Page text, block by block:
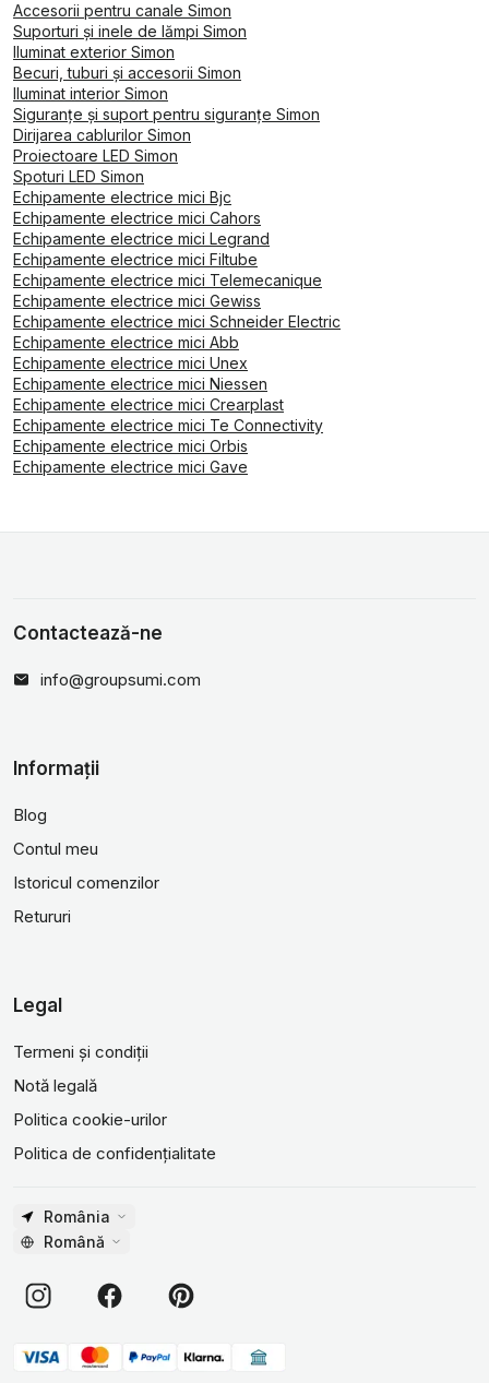
Accesorii pentru canale Simon
Suporturi și inele de lămpi Simon
Iluminat exterior Simon
Becuri, tuburi și accesorii Simon
Iluminat interior Simon
Siguranțe și suport pentru siguranțe Simon
Dirijarea cablurilor Simon
Proiectoare LED Simon
Spoturi LED Simon
Echipamente electrice mici Bjc
Echipamente electrice mici Cahors
Echipamente electrice mici Legrand
Echipamente electrice mici Filtube
Echipamente electrice mici Telemecanique
Echipamente electrice mici Gewiss
Echipamente electrice mici Schneider Electric
Echipamente electrice mici Abb
Echipamente electrice mici Unex
Echipamente electrice mici Niessen
Echipamente electrice mici Crearplast
Echipamente electrice mici Te Connectivity
Echipamente electrice mici Orbis
Echipamente electrice mici Gave
Contactează-ne
info@groupsumi.com
Informații
Blog
Contul meu
Istoricul comenzilor
Retururi
Legal
Termeni și condiții
Notă legală
Politica cookie-urilor
Politica de confidențialitate
România
Română